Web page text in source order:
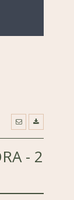
- 2